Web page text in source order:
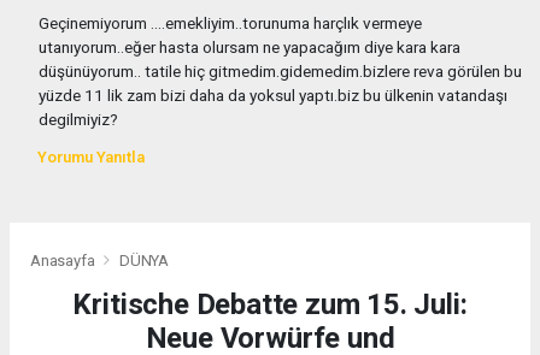
Geçinemiyorum ....emekliyim..torunuma harçlık vermeye
utanıyorum..eğer hasta olursam ne yapacağım diye kara kara
düşünüyorum.. tatile hiç gitmedim.gidemedim.bizlere reva görülen bu
yüzde 11 lik zam bizi daha da yoksul yaptı.biz bu ülkenin vatandaşı
degilmiyiz?
Yorumu Yanıtla
Anasayfa DÜNYA
Kritische Debatte zum 15. Juli:
Neue Vorwürfe und